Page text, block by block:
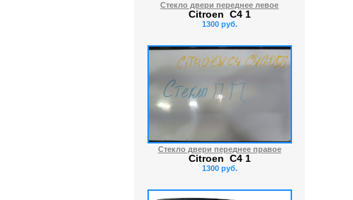
Стекло двери переднее левое
Citroen C4 1
1300 руб.
Стекло двери переднее правое
Citroen C4 1
1300 руб.